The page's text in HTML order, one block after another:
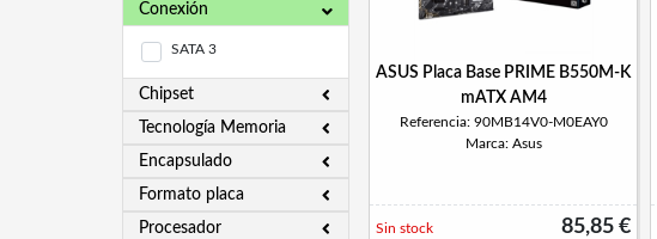
Conexión
SATA 3
Chipset
Tecnología Memoria
Encapsulado
Formato placa
Procesador
ASUS Placa Base PRIME B550M-K
mATX AM4
Referencia: 90MB14V0-M0EAY0
Marca: Asus
85,85 €
Sin stock